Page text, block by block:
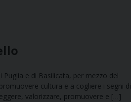
e di Basilicata, per mezzo del
cultura e a cogliere i segni di
valorizzare, promuovere e […]